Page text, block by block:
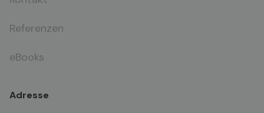
Referenzen
eBooks
Adresse